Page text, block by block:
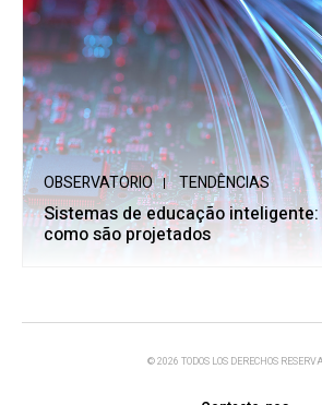
OBSERVATORIO TENDÊNCIAS
Sistemas de educação inteligente:
como são projetados
© 2026 TODOS LOS DERECHOS